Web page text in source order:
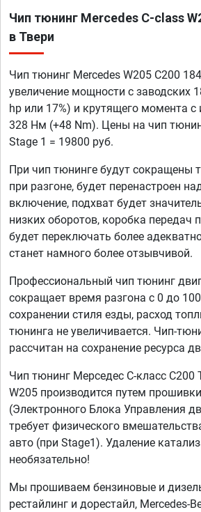
Чип тюнинг Mercedes C-class
в Твери
Чип тюнинг Mercedes W205 C200
увеличение мощности с заводских
hp или 17%) и крутящего момента
328 Нм (+48 Nm). Цены на чип
Stage 1 = 19800 руб.
При чип тюнинге будут сокращены
при разгоне, будет перенастроен
включение, подхват будет
низких оборотов, коробка передач
будет переключать более
станет намного более отзывчивой.
Профессиональный чип тюнинг
сокращает время разгона с 0 до
сохранении стиля езды, расход
тюнинга не увеличивается. Чип-
рассчитан на сохранение ресурса
Чип тюнинг Мерседес С-класс C200
W205 производится путем
(Электронного Блока Управления
требует физического
авто (при Stage1). Удаление
необязательно!
Мы прошиваем бензиновые и
рестайлинг и дорестайл, Mercedes-